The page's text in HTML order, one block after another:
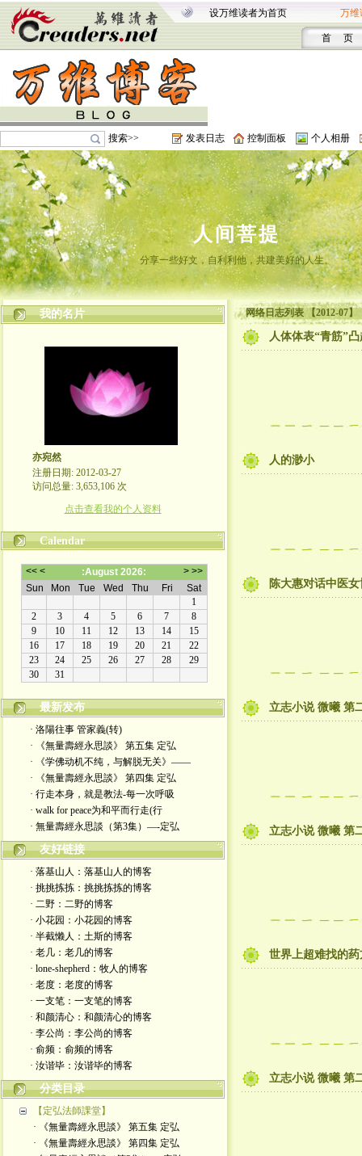
设万维读者为首页 万维
首 页
搜索>> 发表日志 控制面板 个人相册
人间菩提
分享一些好文，自利利他，共建美好的人生。
我的名片
亦宛然
注册日期: 2012-03-27
访问总量: 3,653,106 次
点击查看我的个人资料
Calendar
最新发布
· 洛陽往事 管家義(转)
· 《無量壽經永思談》 第五集 定弘
· 《学佛动机不纯，与解脱无关》——
· 《無量壽經永思談》 第四集 定弘
· 行走本身，就是教法-每一次呼吸
· walk for peace为和平而行走(行
· 無量壽經永思談（第3集）—-定弘
友好链接
· 落基山人：落基山人的博客
· 挑挑拣拣：挑挑拣拣的博客
· 二野：二野的博客
· 小花园：小花园的博客
· 半截懒人：土斯的博客
· 老几：老几的博客
· lone-shepherd：牧人的博客
· 老度：老度的博客
· 一支笔：一支笔的博客
· 和颜清心：和颜清心的博客
· 李公尚：李公尚的博客
· 俞频：俞频的博客
· 汝谐毕：汝谐毕的博客
分类目录
【定弘法師課堂】
· 《無量壽經永思談》 第五集 定弘
· 《無量壽經永思談》 第四集 定弘
网络日志列表 【2012-07】
人体体表“青筋”
人的渺小
陈大惠对话中医
立志小说 微曦 第
立志小说 微曦 第
世界上超难找的
立志小说 微曦 第